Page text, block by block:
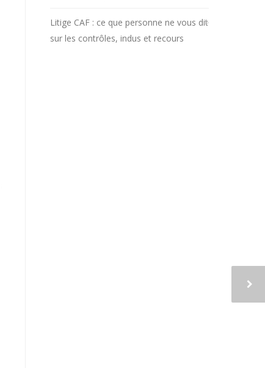
Litige CAF : ce que personne ne vous dit
sur les contrôles, indus et recours